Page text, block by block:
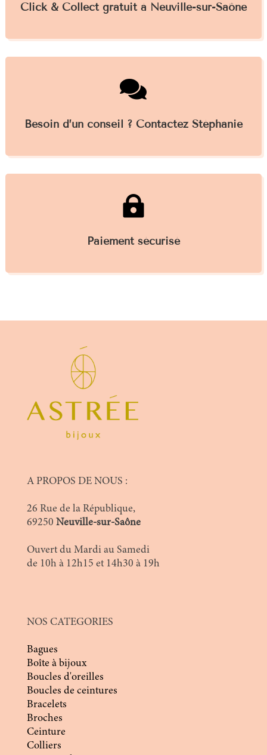
Click & Collect gratuit à Neuville-sur-Saône

Besoin d’un conseil ? Contactez Stéphanie

Paiement sécurisé
A PROPOS DE NOUS :
26 Rue de la République,
69250 Neuville-sur-Saône
Ouvert du Mardi au Samedi
de 10h à 12h15 et 14h30 à 19h
NOS CATEGORIES
Bagues
Boîte à bijoux
Boucles d'oreilles
Boucles de ceintures
Bracelets
Broches
Ceinture
Colliers